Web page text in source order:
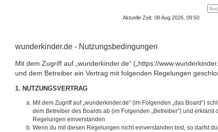
c
Aktuelle Zeit: 08 Aug 2026, 09:50
wunderkinder.de - Nutzungsbedingungen
Mit dem Zugriff auf „wunderkinder.de“ („https://
und dem Betreiber ein Vertrag mit folgenden Regelungen
1. NUTZUNGSVERTRAG
Mit dem Zugriff auf „wunderkinder.de“ (im Folgenden „das Board“)
dem Betreiber des Boards ab (im Folgenden „Betreiber“) und erklärst
Regelungen einverstanden.
Wenn du mit diesen Regelungen nicht einverstanden bist, so darfst